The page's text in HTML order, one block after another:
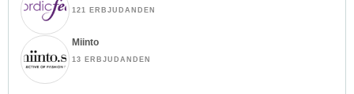
121 ERBJUDANDEN
Miinto
13 ERBJUDANDEN